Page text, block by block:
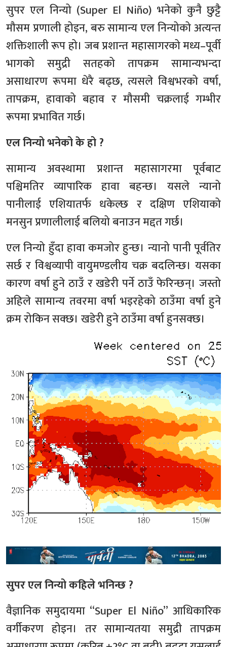
सुपर एल निन्यो (Super El Niño) भनेको कुनै छुट्टै
मौसम प्रणाली होइन, बरु सामान्य एल निन्योको अत्यन्त
शक्तिशाली रूप हो। जब प्रशान्त महासागरको मध्य–पूर्वी
भागको समुद्री सतहको तापक्रम सामान्यभन्दा
असाधारण रूपमा धेरै बढ्छ, त्यसले विश्वभरको वर्षा,
तापक्रम, हावाको बहाव र मौसमी चक्रलाई गम्भीर
रूपमा प्रभावित गर्छ।
एल निन्यो भनेको के हो ?
सामान्य अवस्थामा प्रशान्त महासागरमा पूर्वबाट
पश्चिमतिर व्यापारिक हावा बहन्छ। यसले न्यानो
पानीलाई एशियातर्फ धकेल्छ र दक्षिण एशियाको
मनसुन प्रणालीलाई बलियो बनाउन मद्दत गर्छ।
एल निन्यो हुँदा हावा कमजोर हुन्छ। न्यानो पानी पूर्वतिर
सर्छ र विश्वव्यापी वायुमण्डलीय चक्र बदलिन्छ। यसका
कारण वर्षा हुने ठाउँ र खडेरी पर्ने ठाउँ फेरिन्छन्। जस्तो
अहिले सामान्य तवरमा वर्षा भइरहेको ठाउँमा वर्षा हुने
क्रम रोकिन सक्छ। खडेरी हुने ठाउँमा वर्षा हुनसक्छ।
सुपर एल निन्यो कहिले भनिन्छ ?
वैज्ञानिक समुदायमा “Super El Niño” आधिकारिक
वर्गीकरण होइन। तर सामान्यतया समुद्री तापक्रम